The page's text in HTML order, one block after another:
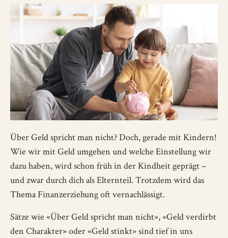
Über Geld spricht man nicht? Doch, gerade mit Kindern!
Wie wir mit Geld umgehen und welche Einstellung wir
dazu haben, wird schon früh in der Kindheit geprägt –
und zwar durch dich als Elternteil. Trotzdem wird das
Thema Finanzerziehung oft vernachlässigt.
Sätze wie «Über Geld spricht man nicht», «Geld verdirbt
den Charakter» oder «Geld stinkt» sind tief in uns